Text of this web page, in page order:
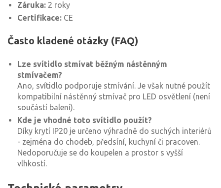
Záruka: 2 roky
Certifikace: CE
Často kladené otázky (FAQ)
Lze svítidlo stmívat běžným nástěnným
stmívačem?
Ano, svítidlo podporuje stmívání. Je však nutné použít
kompatibilní nástěnný stmívač pro LED osvětlení (není
součástí balení).
Kde je vhodné toto svítidlo použít?
Díky krytí IP20 je určeno výhradně do suchých interiérů
- zejména do chodeb, předsíní, kuchyní či pracoven.
Nedoporučuje se do koupelen a prostor s vyšší
vlhkostí.